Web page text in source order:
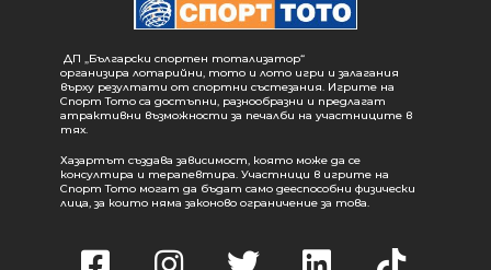
ДП „Български спортен тотализатор“
организира лотарийни, тото и лото игри и залагания
върху резултати от спортни състезания. Игрите на
Спорт Тото са достъпни, разнообразни и предлагат
атрактивни възможности за печалби на участниците в
тях.
Хазартът създава зависимост, която може да се
консултира и терапевтира. Участници в игрите на
Спорт Тото могат да бъдат само дееспособни физически
лица, за които няма законово ограничение за това.